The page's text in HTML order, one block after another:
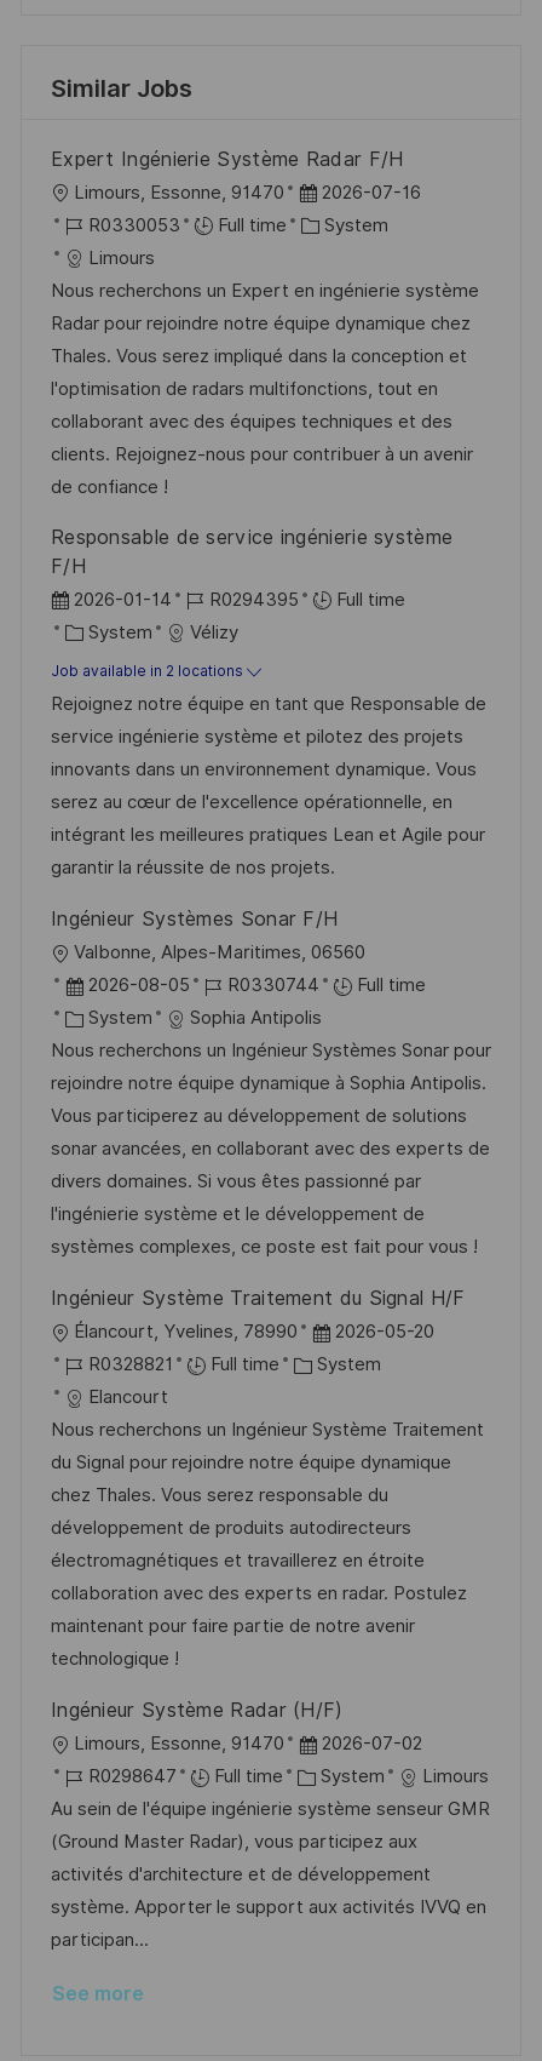
Similar Jobs
Expert Ingénierie Système Radar F/H
L
o
c
a
t
i
o
n
Limours, Essonne, 91470
P
o
t
e
d
D
a
t
2026-07-16
J
o
b
I
d
R0330053 Full time
C
t
e
g
o
r
y
System
Limours
Nous recherchons un Expert en ingénierie système
Radar pour rejoindre notre équipe dynamique chez
Thales. Vous serez impliqué dans la conception et
l'optimisation de radars multifonctions, tout en
collaborant avec des équipes techniques et des
clients. Rejoignez-nous pour contribuer à un avenir
de confiance !
Responsable de service ingénierie système
F/H
P
o
s
t
e
d
D
a
t
2026-01-14
J
o
b
I
d
R0294395
Full time
C
a
t
e
g
o
r
y
System Vélizy
Job available in 2 locations
Rejoignez notre équipe en tant que Responsable de
service ingénierie système et pilotez des projets
innovants dans un environnement dynamique. Vous
serez au cœur de l'excellence opérationnelle, en
intégrant les meilleures pratiques Lean et Agile pour
garantir la réussite de nos projets.
Ingénieur Systèmes Sonar F/H
L
o
c
a
t
i
o
n
Valbonne, Alpes-Maritimes, 06560
P
o
s
t
e
d
D
a
t
2026-08-05
J
o
b
I
d
R0330744
Full time
C
a
t
e
g
o
r
y
System
Sophia Antipolis
Nous recherchons un Ingénieur Systèmes Sonar pour
rejoindre notre équipe dynamique à Sophia Antipolis.
Vous participerez au développement de solutions
sonar avancées, en collaborant avec des experts de
divers domaines. Si vous êtes passionné par
l'ingénierie système et le développement de
systèmes complexes, ce poste est fait pour vous !
Ingénieur Système Traitement du Signal H/F
L
o
c
a
t
i
o
n
Élancourt, Yvelines, 78990
P
o
t
e
d
D
a
t
e
2026-05-20
J
o
b
I
d
R0328821 Full time
C
t
e
g
o
r
y
System
Elancourt
Nous recherchons un Ingénieur Système Traitement
du Signal pour rejoindre notre équipe dynamique
chez Thales. Vous serez responsable du
développement de produits autodirecteurs
électromagnétiques et travaillerez en étroite
collaboration avec des experts en radar. Postulez
maintenant pour faire partie de notre avenir
technologique !
Ingénieur Système Radar (H/F)
L
o
c
a
t
i
o
Limours, Essonne, 91470
P
o
s
t
e
d
2026-07-02
J
o
b
I
d
R0298647 Full time
C
a
t
e
g
System
Limours
Au sein de l'équipe ingénierie système senseur GMR
(Ground Master Radar), vous participez aux
activités d'architecture et de développement
système. Apporter le support aux activités IVVQ en
participan...
See more